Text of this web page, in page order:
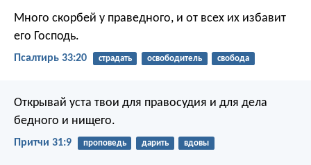
Много скорбей у праведного, и от всех их избавит
его Господь.
Псалтирь 33:20 страдать освободитель свобода
Открывай уста твои для правосудия и для дела
бедного и нищего.
Притчи 31:9 проповедь дарить вдовы